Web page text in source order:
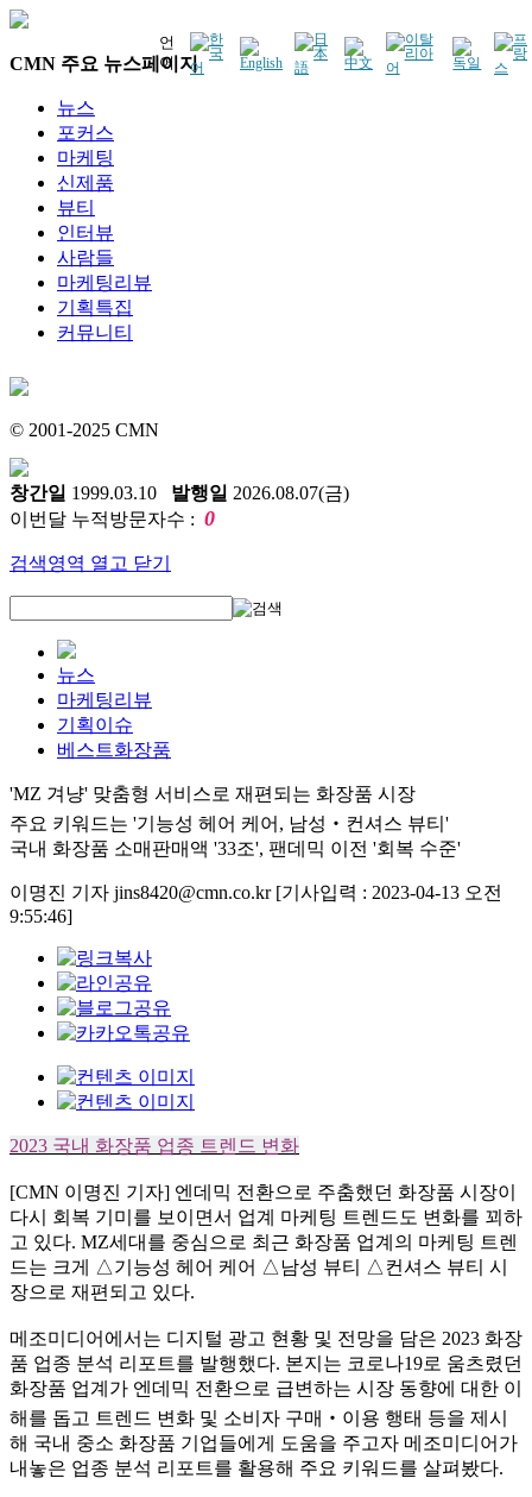
언
어
CMN 주요 뉴스페이지
뉴스
포커스
마케팅
신제품
뷰티
인터뷰
사람들
마케팅리뷰
기획특집
커뮤니티
© 2001-2025 CMN
창간일 1999.03.10 발행일 2026.08.07(금)
이번달 누적방문자수 : 0
검색영역 열고 닫기
뉴스
마케팅리뷰
기획이슈
베스트화장품
'MZ 겨냥' 맞춤형 서비스로 재편되는 화장품 시장
주요 키워드는 '기능성 헤어 케어, 남성‧컨셔스 뷰티'
국내 화장품 소매판매액 '33조', 팬데믹 이전 '회복 수준'
이명진 기자 jins8420@cmn.co.kr [기사입력 : 2023-04-13 오전
9:55:46]
2023 국내 화장품 업종 트렌드 변화
[CMN 이명진 기자] 엔데믹 전환으로 주춤했던 화장품 시장이
다시 회복 기미를 보이면서 업계 마케팅 트렌드도 변화를 꾀하
고 있다. MZ세대를 중심으로 최근 화장품 업계의 마케팅 트렌
드는 크게
△기능성 헤어 케어 △남성 뷰티 △컨셔스 뷰티 시
장으로 재편되고 있다.
메조미디어에서는 디지털 광고 현황 및 전망을 담은 2023 화장
품 업종 분석 리포트를 발행했다. 본지는 코로나19로 움츠렸던
화장품 업계가 엔데믹 전환으로 급변하는 시장 동향에 대한 이
해를 돕고 트렌드 변화 및 소비자 구매 ‧ 이용 행태 등을 제시
해 국내 중소 화장품 기업들에게 도움을 주고자 메조미디어가
내놓은 업종 분석 리포트를 활용해 주요 키워드를 살펴봤다.